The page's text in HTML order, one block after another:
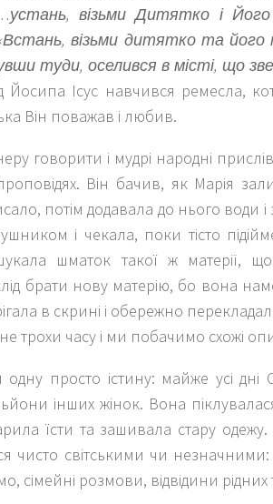
візьми Дитятко і
візьми дитятко та його
туди, оселився в місті, що
Йосипа Ісус навчився ремесла,
Він поважав і любив.
говорити і мудрі народні
Він бачив, як Марія
потім додавала до нього води
і чекала, поки тісто
шматок такої ж матерії,
брати нову матерію, бо вона
в скрині і обережно
трохи часу і ми побачимо схожі
просто істину: майже усі дні
інших жінок. Вона
їсти та зашивала стару одежу.
чисто світськими чи
сімейні розмови, відвідини рідних